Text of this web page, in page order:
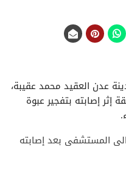
عدن العقيد محمد عقيبة،
إثر إصابته بتفجير عبوة
المستشفى بعد إصابته